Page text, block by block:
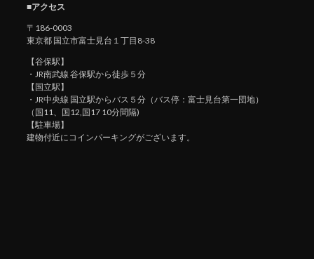
■アクセス
〒186-0003
東京都 国立市富士見台１丁目8-38
【谷保駅】
・JR南武線 谷保駅から徒歩５分
【国立駅】
・JR中央線 国立駅からバス５分（バス停：富士見台第一団地）
（国11、国12,国17 10分間隔)
【駐車場】
建物付近にコインパーキングがございます。